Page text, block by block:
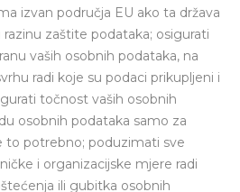
izvan područja EU ako ta država
zaštite podataka; osigurati
vaših osobnih podataka, na
radi koje su podaci prikupljeni i
točnost vaših osobnih
osobnih podataka samo za
to potrebno; poduzimati sve
i organizacijske mjere radi
ili gubitka osobnih